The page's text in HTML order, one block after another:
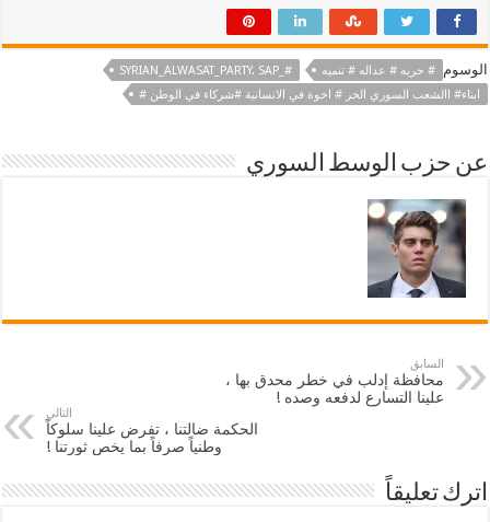
الوسوم # حريه # عداله # تنميه
#_SYRIAN_ALWASAT_PARTY. SAP
ابناء# االشعب السوري الحر # اخوة في الانسانية #شركاء في الوطن #
عن حزب الوسط السوري
السابق
محافظة إدلب في خطر محدق بها ،
علينا التسارع لدفعه وصده !
التالي
الحكمة ضالتنا ، تفرض علينا سلوكاً
وطنياً صرفاً بما يخص ثورتنا !
اترك تعليقاً